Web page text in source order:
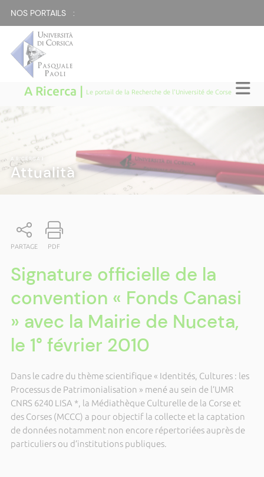
NOS PORTAILS :
A Ricerca | Le portail de la Recherche de l'Université de Corse
A RICERCA
Attualità
PARTAGE PDF
Signature officielle de la
convention « Fonds Canasi
» avec la Mairie de Nuceta,
le 1° février 2010
Dans le cadre du thème scientifique « Identités, Cultures : les
Processus de Patrimonialisation » mené au sein de l’UMR
CNRS 6240 LISA *, la Médiathèque Culturellede la Corse et
des Corses (MCCC) a pour objectif la collecte et la captation
de données notamment non encore répertoriées auprès de
particuliers ou d’institutions publiques.